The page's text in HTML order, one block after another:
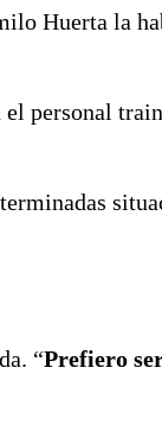
Huerta la
personal
“Prefiero